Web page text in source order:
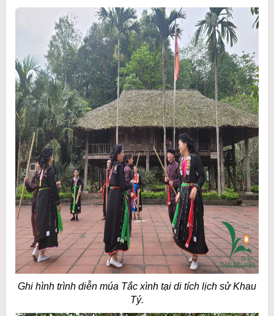
Ghi hình trình diễn múa Tắc xình tại di tích lịch sử Khau
Tý.